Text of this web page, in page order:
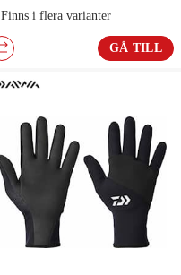
Finns i flera varianter
GÅ TILL